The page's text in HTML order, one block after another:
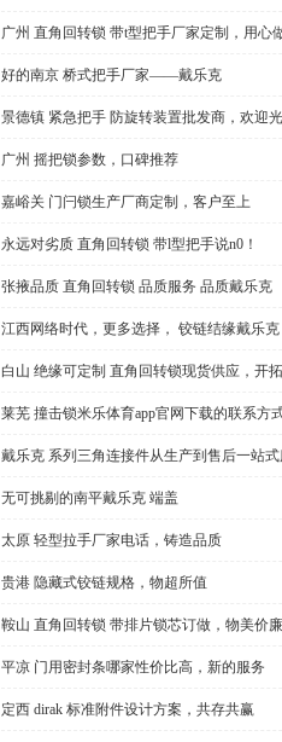
广州 直角回转锁 带t型把手厂家定制，用心
好的南京 桥式把手厂家——戴乐克
景德镇 紧急把手 防旋转装置批发商，欢迎
广州 摇把锁参数，口碑推荐
嘉峪关 门闩锁生产厂商定制，客户至上
永远对劣质 直角回转锁 带l型把手说n0！
张掖品质 直角回转锁 品质服务 品质戴乐克
江西网络时代，更多选择， 铰链结缘戴乐克
白山 绝缘可定制 直角回转锁现货供应，开
莱芜 撞击锁米乐体育app官网下载的联系方
戴乐克 系列三角连接件从生产到售后一站
无可挑剔的南平戴乐克 端盖
太原 轻型拉手厂家电话，铸造品质
贵港 隐藏式铰链规格，物超所值
鞍山 直角回转锁 带排片锁芯订做，物美价廉
平凉 门用密封条哪家性价比高，新的服务
定西 dirak 标准附件设计方案，共存共赢